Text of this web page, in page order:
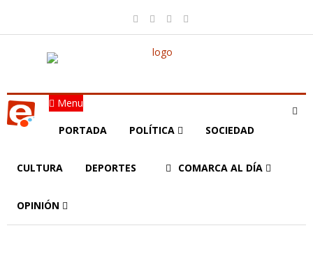
Menu
PORTADA POLÍTICA SOCIEDAD
CULTURA DEPORTES COMARCA AL DÍA
OPINIÓN